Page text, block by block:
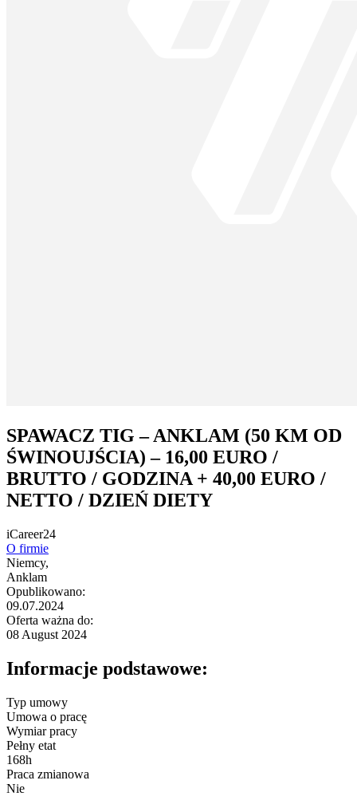
SPAWACZ TIG – ANKLAM (50 KM OD
ŚWINOUJŚCIA) – 16,00 EURO /
BRUTTO / GODZINA + 40,00 EURO /
NETTO / DZIEŃ DIETY
iCareer24
O firmie
Niemcy,
Anklam
Opublikowano:
09.07.2024
Oferta ważna do:
08 August 2024
Informacje podstawowe:
Typ umowy
Umowa o pracę
Wymiar pracy
Pełny etat
168h
Praca zmianowa
Nie